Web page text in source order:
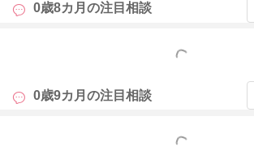
0歳8カ月の注目相談
もっと見る
0歳9カ月の注目相談
もっと見る